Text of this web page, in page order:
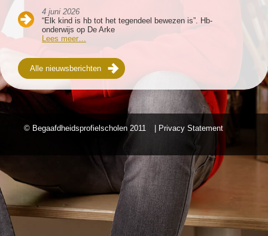
4 juni 2026
“Elk kind is hb tot het tegendeel bewezen is”. Hb-
onderwijs op De Arke
Lees meer…
Alle nieuwsberichten
© Begaafdheidsprofielscholen 2011 | Privacy Statement